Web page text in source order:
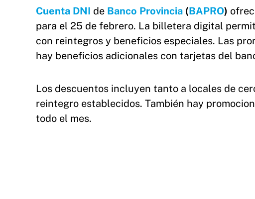
Cuenta DNI de Banco Provincia (BAPRO)
para el 25 de febrero. La billetera digital
con reintegros y beneficios especiales. Las
hay beneficios adicionales con tarjetas del
Los descuentos incluyen tanto a locales de
reintegro establecidos. También hay
todo el mes.